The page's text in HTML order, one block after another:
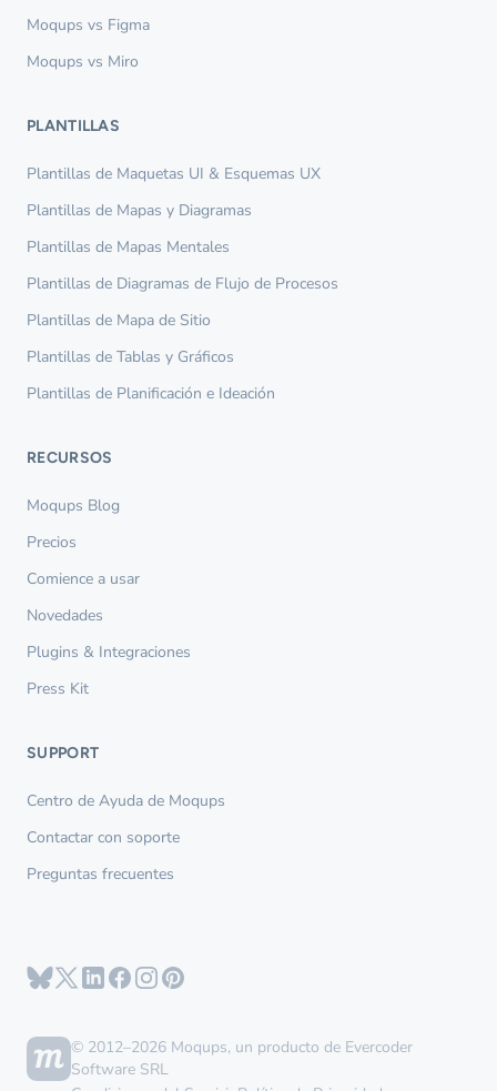
Moqups vs Figma
Moqups vs Miro
PLANTILLAS
Plantillas de Maquetas UI & Esquemas UX
Plantillas de Mapas y Diagramas
Plantillas de Mapas Mentales
Plantillas de Diagramas de Flujo de Procesos
Plantillas de Mapa de Sitio
Plantillas de Tablas y Gráficos
Plantillas de Planificación e Ideación
RECURSOS
Moqups Blog
Precios
Comience a usar
Novedades
Plugins & Integraciones
Press Kit
SUPPORT
Centro de Ayuda de Moqups
Contactar con soporte
Preguntas frecuentes
© 2012–2026 Moqups, un producto de Evercoder
Software SRL